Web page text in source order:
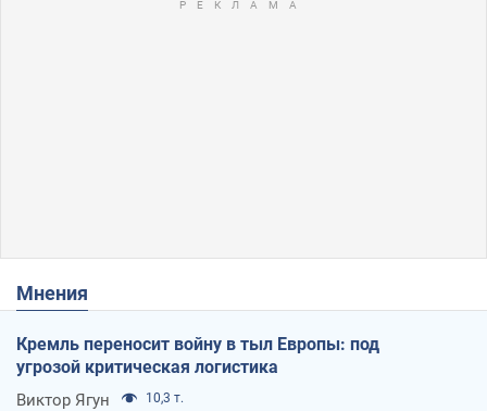
Мнения
Кремль переносит войну в тыл Европы: под
угрозой критическая логистика
Виктор Ягун 10,3 т.